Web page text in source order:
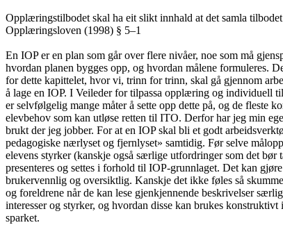
Opplæringstilbodet skal ha eit slikt innhald at det samla
Opplæringsloven (1998) § 5–1
En IOP er en plan som går over flere nivåer, noe som må
hvordan planen bygges opp, og hvordan målene formuleres.
for dette kapittelet, hvor vi, trinn for trinn, skal gå gjennom
å lage en IOP. I Veileder for tilpassa opplæring og individuell
er selvfølgelig mange måter å sette opp dette på, og de fleste
elevbehov som kan utløse retten til ITO. Derfor har jeg min
brukt der jeg jobber. For at en IOP skal bli et godt
pedagogiske nærlyset og fjernlyset» samtidig. Før selve
elevens styrker (kanskje også særlige utfordringer som det bør
presenteres og settes i forhold til IOP-grunnlaget. Det kan
brukervennlig og oversiktlig. Kanskje det ikke føles så
og foreldrene når de kan lese gjenkjennende beskrivelser
interesser og styrker, og hvordan disse kan brukes
sparket.